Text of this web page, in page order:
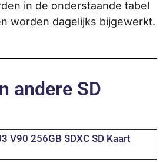
in de onderstaande tabel
worden dagelijks bijgewerkt.
andere SD
V90 256GB SDXC SD Kaart